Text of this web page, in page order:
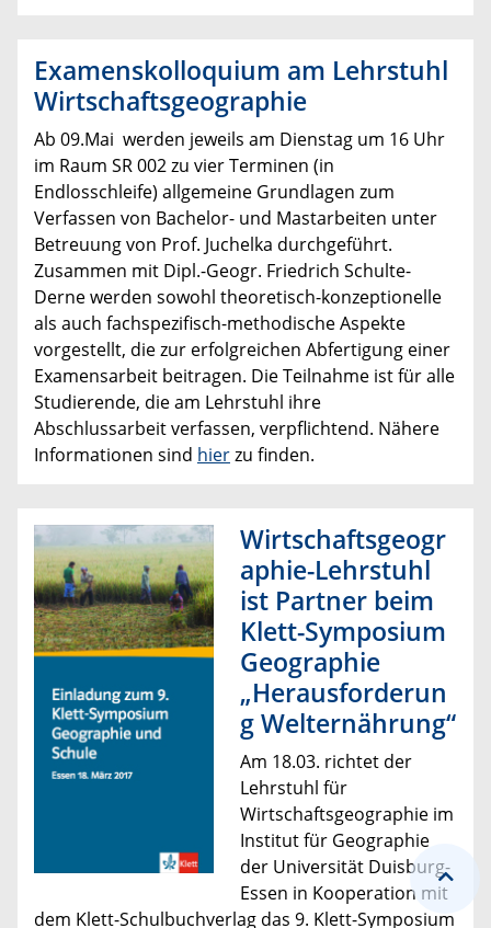
Examenskolloquium am Lehrstuhl
Wirtschaftsgeographie
Ab 09.Mai werden jeweils am Dienstag um 16 Uhr
im Raum SR 002 zu vier Terminen (in
Endlosschleife) allgemeine Grundlagen zum
Verfassen von Bachelor- und Mastarbeiten unter
Betreuung von Prof. Juchelka durchgeführt.
Zusammen mit Dipl.-Geogr. Friedrich Schulte-
Derne werden sowohl theoretisch-konzeptionelle
als auch fachspezifisch-methodische Aspekte
vorgestellt, die zur erfolgreichen Abfertigung einer
Examensarbeit beitragen. Die Teilnahme ist für alle
Studierende, die am Lehrstuhl ihre
Abschlussarbeit verfassen, verpflichtend. Nähere
Informationen sind hierzu finden.
Wirtschaftsgeogr
aphie-Lehrstuhl
ist Partner beim
Klett-Symposium
Geographie
„Herausforderun
g Welternährung“
Am 18.03. richtet der
Lehrstuhl für
Wirtschaftsgeographie im
Institut für Geographie
der Universität Duisburg-
Essen in Kooperation mit
dem Klett-Schulbuchverlag das 9. Klett-Symposium